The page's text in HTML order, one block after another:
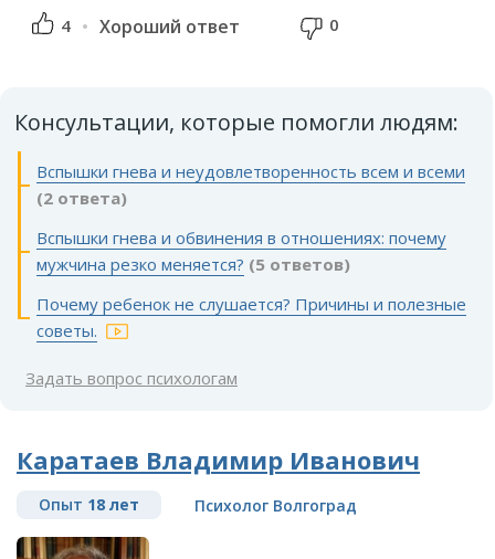
4 Хороший ответ 0
Консультации, которые помогли людям:
Вспышки гнева и неудовлетворенность всем и всеми
(2 ответа)
Вспышки гнева и обвинения в отношениях: почему
мужчина резко меняется? (5 ответов)
Почему ребенок не слушается? Причины и полезные
советы.
Задать вопрос психологам
Каратаев Владимир Иванович
Опыт 18 лет Психолог Волгоград